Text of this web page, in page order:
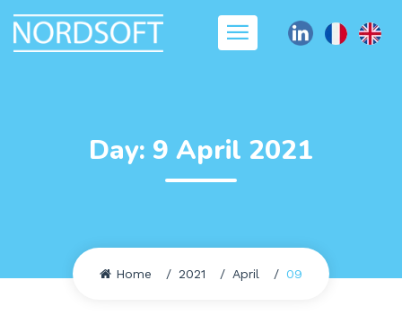
Day: 9 April 2021
Home 2021 April 09